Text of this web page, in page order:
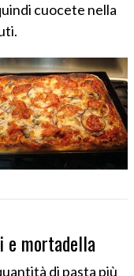
cuocete nella
e mortadella
di pasta più